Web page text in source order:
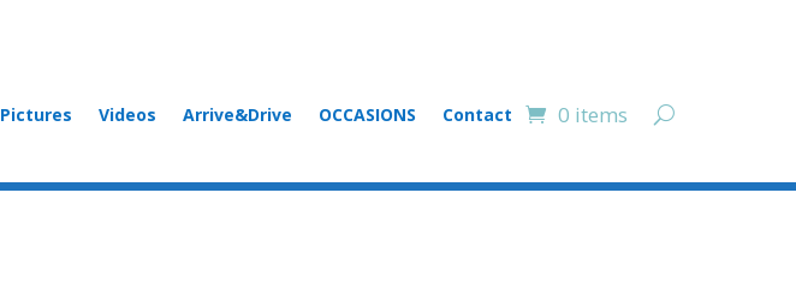
Pictures Videos Arrive&Drive OCCASIONS Contact 0 items